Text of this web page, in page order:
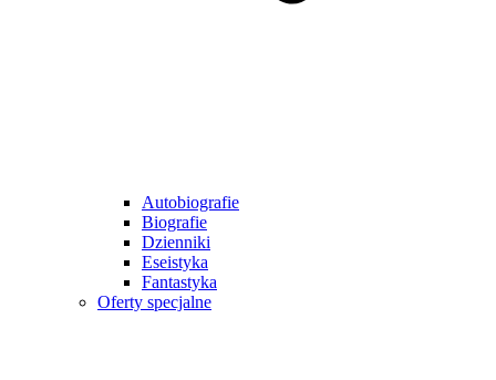
Autobiografie
Biografie
Dzienniki
Eseistyka
Fantastyka
Oferty specjalne